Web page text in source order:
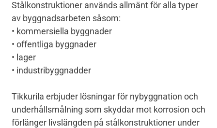
Stålkonstruktioner används allmänt för alla typer
av byggnadsarbeten såsom:
• kommersiella byggnader
• offentliga byggnader
• lager
• industribyggnadder
Tikkurila erbjuder lösningar för nybyggnation och
underhållsmålning som skyddar mot korrosion och
förlänger livslängden på stålkonstruktioner under